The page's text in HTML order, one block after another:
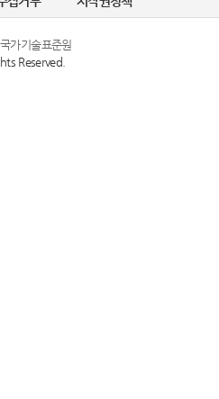
가기술표준원
Reserved.